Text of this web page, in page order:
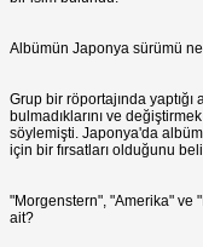
Albümün Japonya sürümü
Grup bir röportajında yaptığı
bulmadıklarını ve
söylemişti. Japonya'da
için bir fırsatları olduğunu
"Morgenstern", "Amerika" ve
ait?